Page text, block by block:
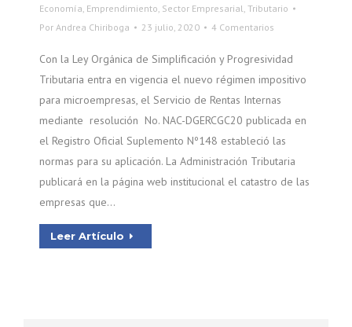
Economía, Emprendimiento, Sector Empresarial, Tributario
Por Andrea Chiriboga 23 julio, 2020 4 Comentarios
Con la Ley Orgánica de Simplificación y Progresividad
Tributaria entra en vigencia el nuevo régimen impositivo
para microempresas, el Servicio de Rentas Internas
mediante resolución No. NAC-DGERCGC20 publicada en
el Registro Oficial Suplemento Nº148 estableció las
normas para su aplicación. La Administración Tributaria
publicará en la página web institucional el catastro de las
empresas que…
Leer Artículo